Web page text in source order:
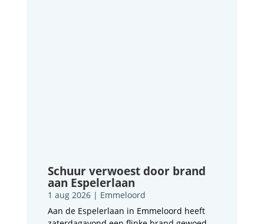
Schuur verwoest door brand
aan Espelerlaan
1 aug 2026| Emmeloord
Aan de Espelerlaan in Emmeloord heeft